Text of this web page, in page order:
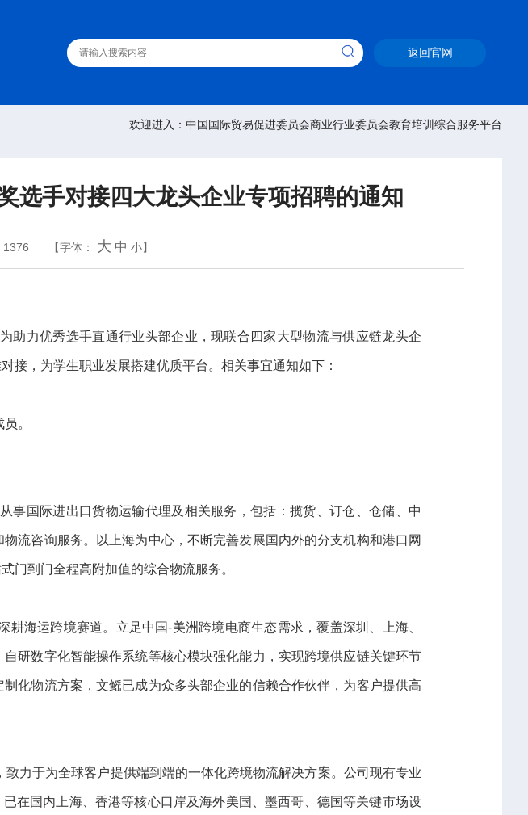
返回官网
欢迎进入：中国国际贸易促进委员会商业行业委员会教育培训综合服务平台
选手对接四大龙头企业专项招聘的通知
1376 【字体： 大 中 小】
助力优秀选手直通行业头部企业，现联合四家大型物流与供应链龙头企
接，为学生职业发展搭建优质平台。相关事宜通知如下：
。
事国际进出口货物运输代理及相关服务，包括：揽货、订仓、仓储、中
流咨询服务。以上海为中心，不断完善发展国内外的分支机构和港口网
门到门全程高附加值的综合物流服务。
海运跨境赛道。立足中国-美洲跨境电商生态需求，覆盖深圳、上海、
研数字化智能操作系统等核心模块强化能力，实现跨境供应链关键环节
化物流方案，文鳐已成为众多头部企业的信赖合作伙伴，为客户提供高
力于为全球客户提供端到端的一体化跨境物流解决方案。公司现有专业
在国内上海、香港等核心口岸及海外美国、墨西哥、德国等关键市场设